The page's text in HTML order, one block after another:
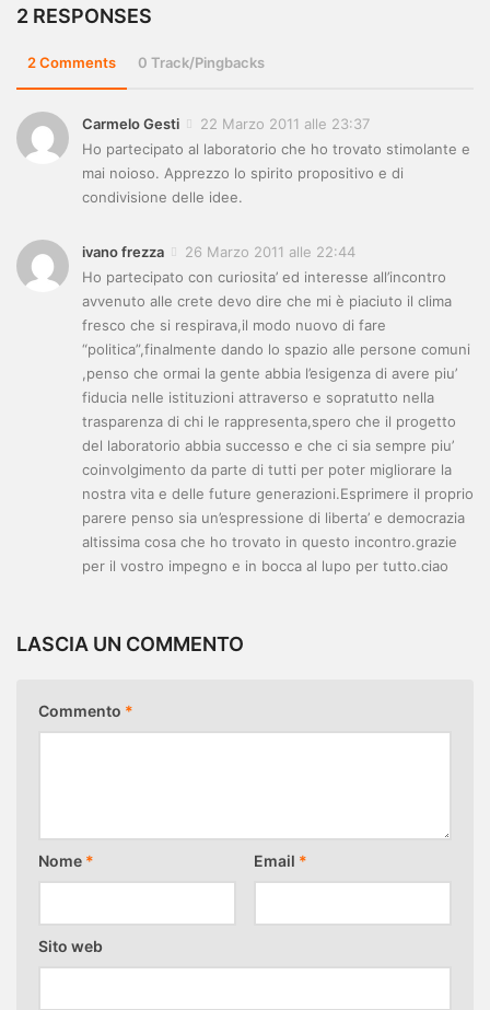
2 RESPONSES
2 Comments 0 Track/Pingbacks
Carmelo Gesti
22 Marzo 2011 alle 23:37
Ho partecipato al laboratorio che ho trovato stimolante e
mai noioso. Apprezzo lo spirito propositivo e di
condivisione delle idee.
ivano frezza
26 Marzo 2011 alle 22:44
Ho partecipato con curiosita’ ed interesse all’incontro
avvenuto alle crete devo dire che mi è piaciuto il clima
fresco che si respirava,il modo nuovo di fare
“politica”,finalmente dando lo spazio alle persone comuni
,penso che ormai la gente abbia l’esigenza di avere piu’
fiducia nelle istituzioni attraverso e sopratutto nella
trasparenza di chi le rappresenta,spero che il progetto
del laboratorio abbia successo e che ci sia sempre piu’
coinvolgimento da parte di tutti per poter migliorare la
nostra vita e delle future generazioni.Esprimere il proprio
parere penso sia un’espressione di liberta’ e democrazia
altissima cosa che ho trovato in questo incontro.grazie
per il vostro impegno e in bocca al lupo per tutto.ciao
LASCIA UN COMMENTO
Commento *
Nome * Email *
Sito web